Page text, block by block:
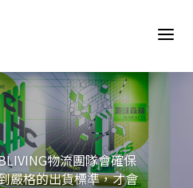
a
物流團隊會確保
嚴格的出貨標準，才會